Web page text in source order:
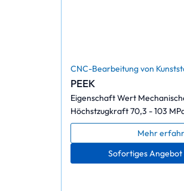
CNC-Bearbeitung von
PEEK
Eigenschaft Wert
Höchstzugkraft 70,3 - 103
Mehr
Sofortiges